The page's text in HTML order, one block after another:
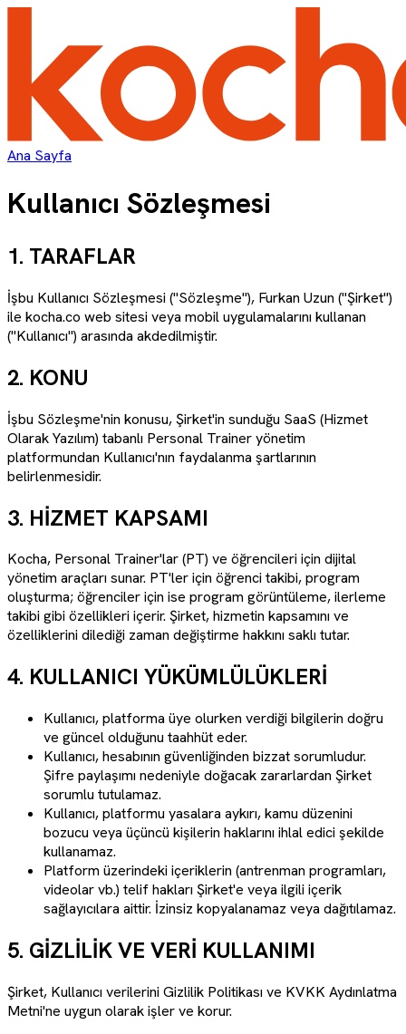
Ana Sayfa
Kullanıcı Sözleşmesi
1. TARAFLAR
İşbu Kullanıcı Sözleşmesi ("Sözleşme"), Furkan Uzun ("Şirket")
ile kocha.co web sitesi veya mobil uygulamalarını kullanan
("Kullanıcı") arasında akdedilmiştir.
2. KONU
İşbu Sözleşme'nin konusu, Şirket'in sunduğu SaaS (Hizmet
Olarak Yazılım) tabanlı Personal Trainer yönetim
platformundan Kullanıcı'nın faydalanma şartlarının
belirlenmesidir.
3. HİZMET KAPSAMI
Kocha, Personal Trainer'lar (PT) ve öğrencileri için dijital
yönetim araçları sunar. PT'ler için öğrenci takibi, program
oluşturma; öğrenciler için ise program görüntüleme, ilerleme
takibi gibi özellikleri içerir. Şirket, hizmetin kapsamını ve
özelliklerini dilediği zaman değiştirme hakkını saklı tutar.
4. KULLANICI YÜKÜMLÜLÜKLERİ
Kullanıcı, platforma üye olurken verdiği bilgilerin doğru
ve güncel olduğunu taahhüt eder.
Kullanıcı, hesabının güvenliğinden bizzat sorumludur.
Şifre paylaşımı nedeniyle doğacak zararlardan Şirket
sorumlu tutulamaz.
Kullanıcı, platformu yasalara aykırı, kamu düzenini
bozucu veya üçüncü kişilerin haklarını ihlal edici şekilde
kullanamaz.
Platform üzerindeki içeriklerin (antrenman programları,
videolar vb.) telif hakları Şirket'e veya ilgili içerik
sağlayıcılara aittir. İzinsiz kopyalanamaz veya dağıtılamaz.
5. GİZLİLİK VE VERİ KULLANIMI
Şirket, Kullanıcı verilerini Gizlilik Politikası ve KVKK Aydınlatma
Metni'ne uygun olarak işler ve korur.